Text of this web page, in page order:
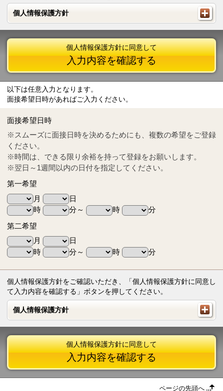
個人情報保護方針
個人情報保護方針
Tel
0570-55-0314
個人情報保護方針に同意して
入力内容を確認する
以下は任意入力となります。
面接希望日時があればご入力ください。
面接希望日時
※スムーズに面接日時を決めるためにも、複数の希望をご登録
ください。
※時間は、できる限り余裕を持って登録をお願いします。
※翌日～1週間以内の日付を指定してください。
第一希望
月
日
時
分～ 時
分
第二希望
月
日
時
分～ 時 分
個人情報保護方針をご確認いただき、「個人情報保護方針に同意し
て入力内容を確認する」ボタンを押してください。
個人情報保護方針
個人情報保護方針
個人情報保護方針に同意して
入力内容を確認する
ページの先頭へ